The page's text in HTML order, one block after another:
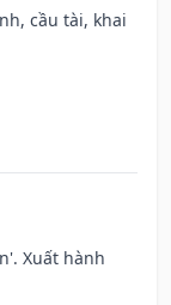
cầu tài, khai
Xuất hành